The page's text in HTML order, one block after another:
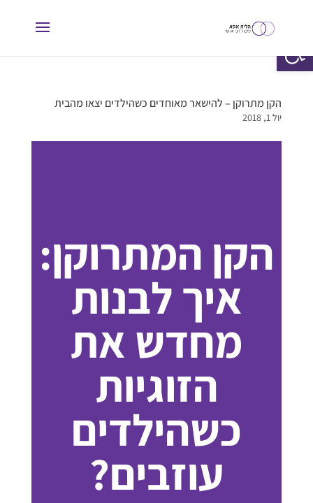
הקן מתרוקן – להישאר מאוחדים כשהילדים יצאו מהבית
יול 1, 2018
הקן המתרוקן:
איך לבנות
מחדש את
הזוגיות
כשהילדים
עוזבים?
פתח סרגל נגישות